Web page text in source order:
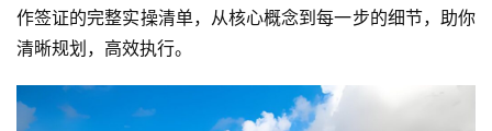
作签证的完整实操清单，从核心概念到每一步的细节，助你
清晰规划，高效执行。